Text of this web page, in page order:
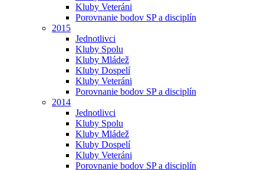
Kluby Veteráni
Porovnanie bodov SP a disciplín
2015
Jednotlivci
Kluby Spolu
Kluby Mládež
Kluby Dospelí
Kluby Veteráni
Porovnanie bodov SP a disciplín
2014
Jednotlivci
Kluby Spolu
Kluby Mládež
Kluby Dospelí
Kluby Veteráni
Porovnanie bodov SP a disciplín